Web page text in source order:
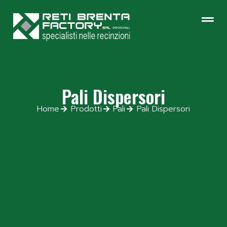
Pali Dispersori
Home Prodotti Pali Pali Dispersori